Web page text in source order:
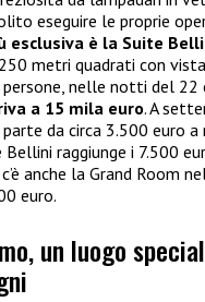
eseguire le proprie
esclusiva è la Suite
metri quadrati con
nelle notti del
a 15 mila euro. A
da circa 3.500 euro
raggiunge i 7.500
anche la Grand Room
euro.
un luogo